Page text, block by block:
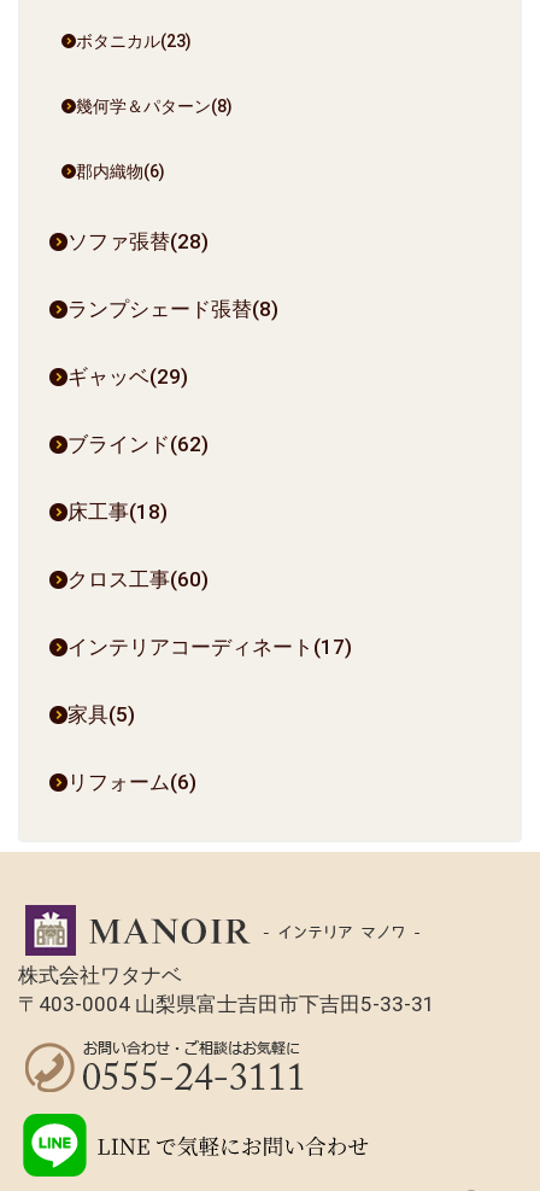
ボタニカル(23)
幾何学＆パターン(8)
郡内織物(6)
ソファ張替(28)
ランプシェード張替(8)
ギャッベ(29)
ブラインド(62)
床工事(18)
クロス工事(60)
インテリアコーディネート(17)
家具(5)
リフォーム(6)
株式会社ワタナベ
〒403-0004 山梨県富士吉田市下吉田5-33-31